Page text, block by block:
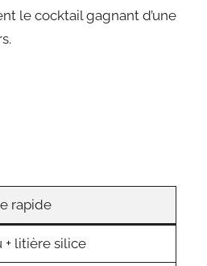
le cocktail gagnant d’une
rapide
+ litière silice